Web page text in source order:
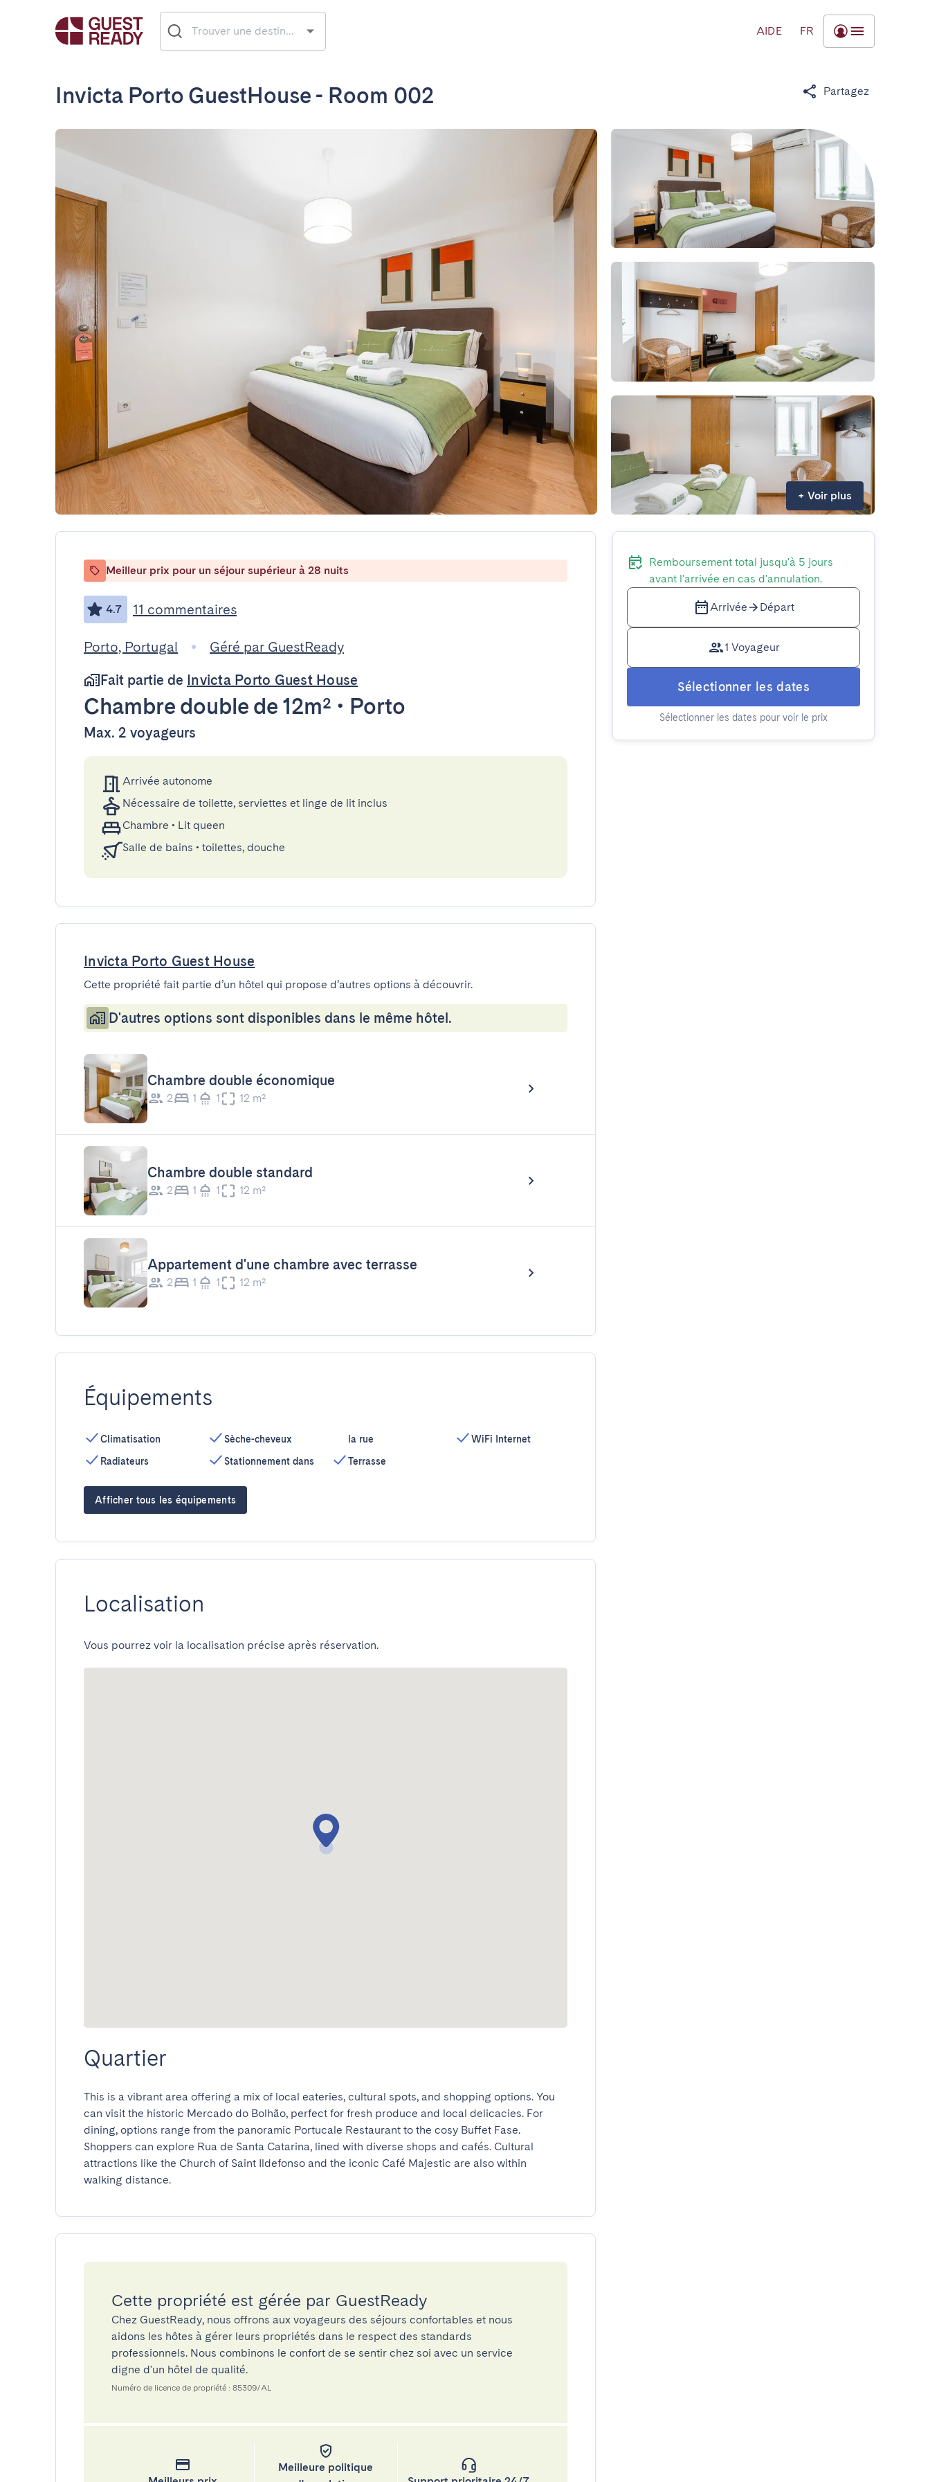
AIDE FR
Invicta Porto GuestHouse - Room 002 Partagez
+ Voir plus
Meilleur prix pour un séjour supérieur à 28 nuits
4.7 11 commentaires
Porto, Portugal
Géré par GuestReady
Fait partie de Invicta Porto Guest House
Chambre double de 12m² • Porto
Max. 2 voyageurs
Arrivée autonome
Nécessaire de toilette, serviettes et linge de lit inclus
Chambre • Lit queen
Salle de bains • toilettes, douche
Invicta Porto Guest House
Cette propriété fait partie d’un hôtel qui propose d’autres options à découvrir.
D'autres options sont disponibles dans le même hôtel.
Chambre double économique
2 1 1 12 m²
Chambre double standard
2 1 1 12 m²
Appartement d'une chambre avec terrasse
2 1 1 12 m²
Équipements
Climatisation
Radiateurs
Sèche-cheveux
Stationnement dans
la rue
Terrasse
WiFi Internet
Afficher tous les équipements
Localisation
Vous pourrez voir la localisation précise après réservation.
Quartier
This is a vibrant area offering a mix of local eateries, cultural spots, and shopping options. You
can visit the historic Mercado do Bolhão, perfect for fresh produce and local delicacies. For
dining, options range from the panoramic Portucale Restaurant to the cosy Buffet Fase.
Shoppers can explore Rua de Santa Catarina, lined with diverse shops and cafés. Cultural
attractions like the Church of Saint Ildefonso and the iconic Café Majestic are also within
walking distance.
Cette propriété est gérée par GuestReady
Chez GuestReady, nous offrons aux voyageurs des séjours confortables et nous
aidons les hôtes à gérer leurs propriétés dans le respect des standards
professionnels. Nous combinons le confort de se sentir chez soi avec un service
digne d'un hôtel de qualité.
Numéro de licence de propriété : 85309/AL
Meilleure politique
Remboursement total jusqu'à 5 jours
avant l'arrivée en cas d'annulation.
Arrivée Départ
1 Voyageur
Sélectionner les dates
Sélectionner les dates pour voir le prix